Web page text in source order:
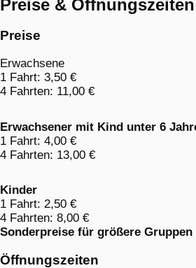
Preise & Öffnungszeiten
Preise
Erwachsene
1 Fahrt: 3,50 €
4 Fahrten: 11,00 €
Erwachsener mit Kind unter 6
1 Fahrt: 4,00 €
4 Fahrten: 13,00 €
Kinder
1 Fahrt: 2,50 €
4 Fahrten: 8,00 €
Sonderpreise für größere Gruppen
Öffnungszeiten